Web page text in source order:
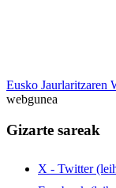
Eusko Jaurlaritzaren
webgunea
Gizarte sareak
X - Twitter